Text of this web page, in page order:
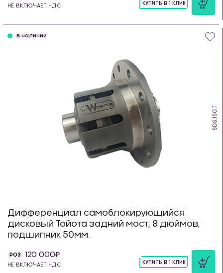
НЕ ВКЛЮЧАЕТ НДС
КУПИТЬ В 1 КЛИК
SDS.150.T
в наличии
Дифференциал самоблокирующийся
дисковый Тойота задний мост, 8 дюймов,
подшипник 50мм.
РОЗ 120 000
НЕ ВКЛЮЧАЕТ НДС
КУПИТЬ В 1 КЛИК